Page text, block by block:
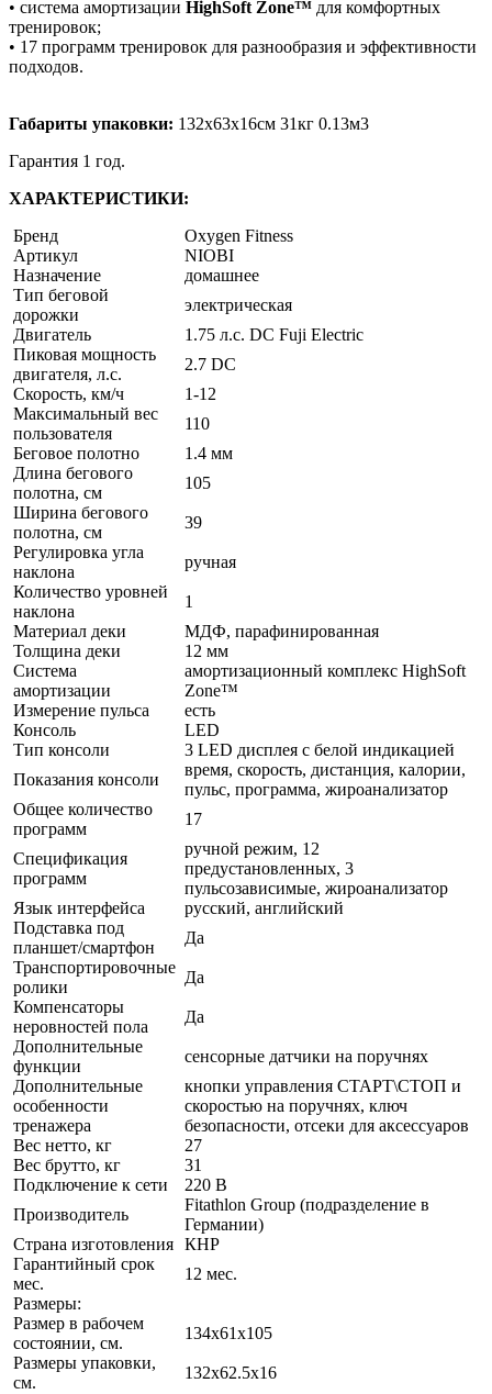
• система амортизации HighSoft Zone™ для комфортных
тренировок;
• 17 программ тренировок для разнообразия и эффективности
подходов.
Габариты упаковки: 132х63x16см 31кг 0.13м3
Гарантия 1 год.
ХАРАКТЕРИСТИКИ:
Бренд
Oxygen Fitness
Артикул
NIOBI
Назначение
домашнее
Тип беговой
дорожки
электрическая
Двигатель
1.75 л.с. DC Fuji Electric
Пиковая мощность
двигателя, л.с.
2.7 DC
Скорость, км/ч
1-12
Максимальный вес
пользователя
110
Беговое полотно
1.4 мм
Длина бегового
полотна, см
105
Ширина бегового
полотна, см
39
Регулировка угла
наклона
ручная
Количество уровней
наклона
1
Материал деки
МДФ, парафинированная
Толщина деки
12 мм
Система
амортизации
амортизационный комплекс HighSoft
Zone™
Измерение пульса
есть
Консоль
LED
Тип консоли
3 LED дисплея с белой индикацией
Показания консоли
время, скорость, дистанция, калории,
пульс, программа, жироанализатор
Общее количество
программ
17
Спецификация
программ
ручной режим, 12
предустановленных, 3
пульсозависимые, жироанализатор
Язык интерфейса
русский, английский
Подставка под
планшет/смартфон
Да
Транспортировочные
ролики
Да
Компенсаторы
неровностей пола
Да
Дополнительные
функции
сенсорные датчики на поручнях
Дополнительные
особенности
тренажера
кнопки управления СТАРТ\СТОП и
скоростью на поручнях, ключ
безопасности, отсеки для аксессуаров
Вес нетто, кг
27
Вес брутто, кг
31
Подключение к сети
220 В
Производитель
Fitathlon Group (подразделение в
Германии)
Страна изготовления КНР
Гарантийный срок
мес.
12 мес.
Размеры:
Размер в рабочем
состоянии, см.
134х61x105
Размеры упаковки,
см.
132х62.5x16